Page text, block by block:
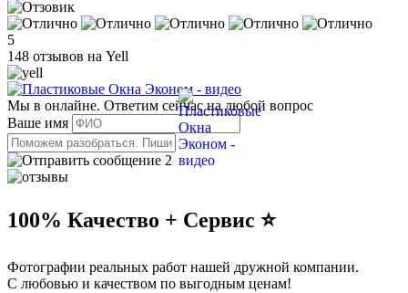
5
148 отзывов на Yell
Мы в онлайне. Ответим сейчас на любой вопрос
Ваше имя
2
100% Качество + Сервис ⭐️
Фотографии реальных работ нашей дружной компании.
С любовью и качеством по выгодным ценам!